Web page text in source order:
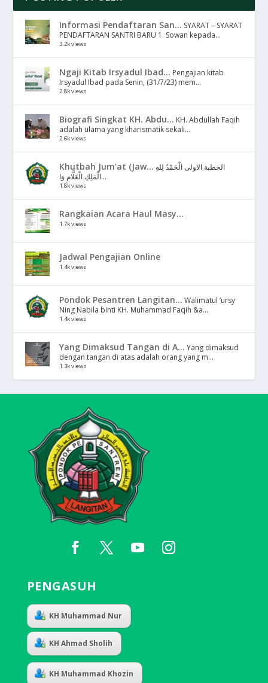
Informasi Pendaftaran San... SYARAT – SYARAT
PENDAFTARAN SANTRI BARU 1. Sowan kepada...
3.2k views
Ngaji Kitab Irsyadul Ibad... Pengajian kitab
Irsyadul Ibad pada Senin, (31/7/23) mem...
2.8k views
Biografi Singkat KH. Abdu... KH. Abdullah Faqih
adalah ulama yang kharismatik sekali...
2.6k views
Khutbah Jum’at (Jaw... الخطبة الاولى الْحَمْدُ لِلهِ
الْمَلِكِ الْعَلَّامِ وَا...
1.8k views
Rangkaian Acara Haul Masy...
1.7k views
Jadwal Pengajian Online
1.4k views
Pondok Pesantren Langitan... Walimatul ‘ursy
Ning Nabila binti KH. Muhammad Faqih &a...
1.4k views
Yang Dimaksud Tangan di A... Yang dimaksud
dengan tangan di atas adalah orang yang m...
1.3k views
PENGASUH
KH Muhammad Nur
KH Ahmad Sholih
KH Muhammad Khozin